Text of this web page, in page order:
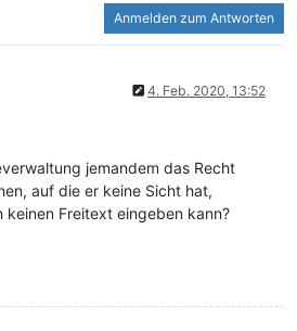
Anmelden zum Antworten
4. Feb. 2020, 13:52
jemandem das Recht
auf die er keine Sicht hat,
keinen Freitext eingeben kann?